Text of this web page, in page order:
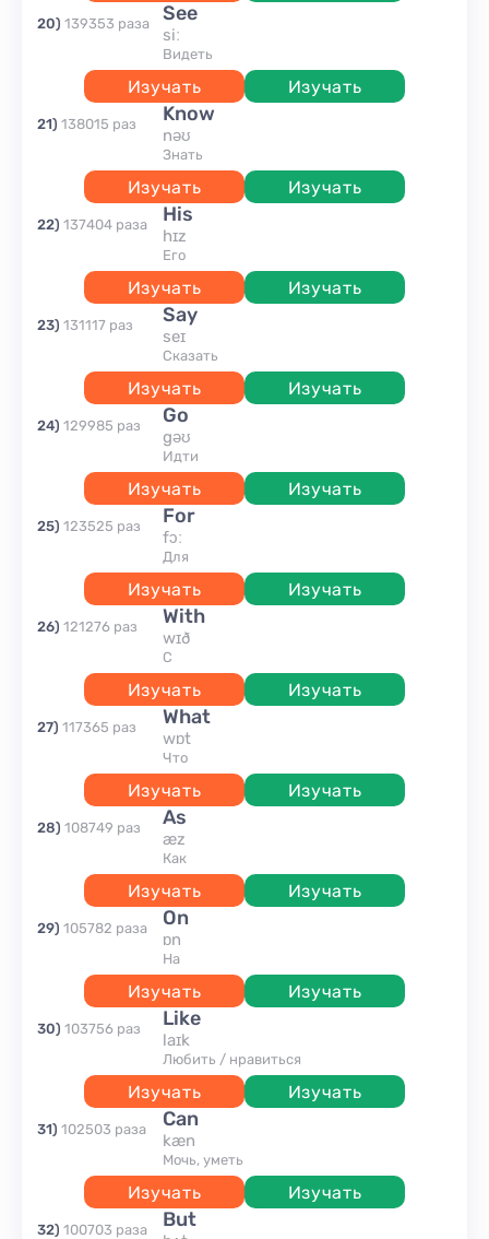
20) 139353 раза see
siː
видеть
Изучать Изучать
21) 138015 раз know
nəʊ
знать
Изучать Изучать
22) 137404 раза his
hɪz
Его
Изучать Изучать
23) 131117 раз say
seɪ
сказать
Изучать Изучать
24) 129985 раз go
gəʊ
идти
Изучать Изучать
25) 123525 раз for
fɔː
для
Изучать Изучать
26) 121276 раз with
wɪð
с
Изучать Изучать
27) 117365 раз what
wɒt
что
Изучать Изучать
28) 108749 раз as
æz
как
Изучать Изучать
29) 105782 раза on
ɒn
на
Изучать Изучать
30) 103756 раз like
laɪk
любить / нравиться
Изучать Изучать
31) 102503 раза can
kæn
Мочь, уметь
Изучать Изучать
32) 100703 раза but